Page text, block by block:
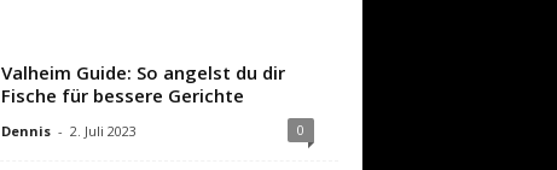
Valheim Guide: So angelst du dir
Fische für bessere Gerichte
Dennis - 2. Juli 2023 0